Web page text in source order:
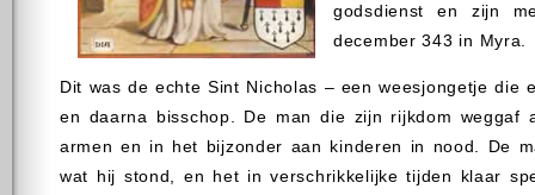
godsdienst en zijn
december 343 in Myra.
Dit was de echte Sint Nicholas – een weesjongetje die
en daarna bisschop. De man die zijn rijkdom weggaf
armen en in het bijzonder aan kinderen in nood. De
wat hij stond, en het in verschrikkelijke tijden klaar